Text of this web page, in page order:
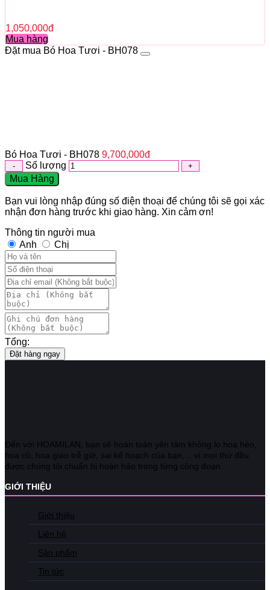
1,050,000đ
Mua hàng
Đặt mua Bó Hoa Tươi - BH078
Bó Hoa Tươi - BH078 9,700,000đ
Số lượng
Mua Hàng
Bạn vui lòng nhập đúng số điện thoại để chúng tôi sẽ gọi xác
nhận đơn hàng trước khi giao hàng. Xin cảm ơn!
Thông tin người mua
Anh
Chị
Tổng:
Đặt hàng ngay
Đến với HOAMILAN, bạn sẽ hoàn toàn yên tâm không lo hoa héo,
hoa cũ, hoa giao trễ giờ, sai kế hoạch của bạn,... vì mọi thứ đều
được chúng tôi chuẩn bị hoàn hảo trong từng công đoạn.
GIỚI THIỆU
Giới thiệu
Liên hệ
Sản phẩm
Tin tức